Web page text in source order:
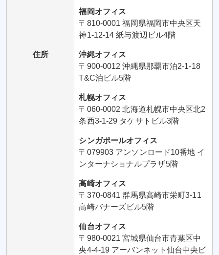
住所
福岡オフィス
〒810-0001 福岡県福岡市中央区天
神1-12-14 紙与渡辺ビル4階
沖縄オフィス
〒900-0012 沖縄県那覇市泊2-1-18
T&C泊ビル5階
札幌オフィス
〒060-0002 北海道札幌市中央区北2
条西3-1-29 タケサトビル3階
シンガポールオフィス
〒079903 アンソンロード10番地 イ
ンターナショナルプラザ5階
高崎オフィス
〒370-0841 群馬県高崎市栄町3-11
高崎バナーズビル5階
仙台オフィス
〒980-0021 宮城県仙台市青葉区中
央4-4-19 アーバンネット仙台中央ビ